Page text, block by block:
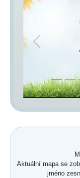
Previous
Aktuální mapa se
jméno